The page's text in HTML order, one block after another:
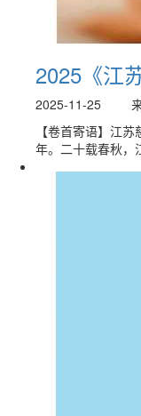
2025《江
2025-11-25
【卷首寄语】江
年。二十载春秋，